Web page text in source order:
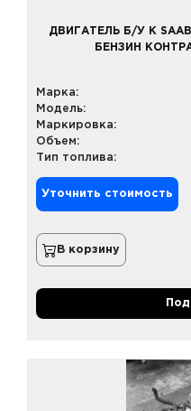
ДВИГАТЕЛЬ Б/У К SAAB
БЕНЗИН
Марка:
Модель:
Маркировка:
Объем:
Тип топлива:
Уточнить стоимость
В корзину